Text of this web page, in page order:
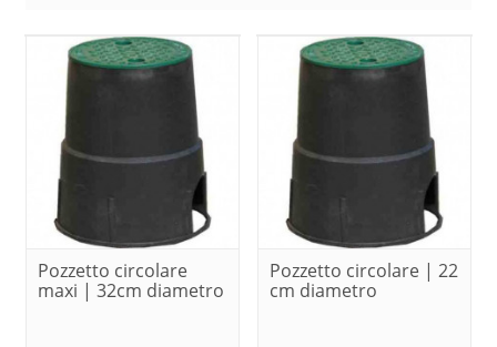
Pozzetto circolare
maxi | 32cm diametro
Pozzetto circolare | 22
cm diametro